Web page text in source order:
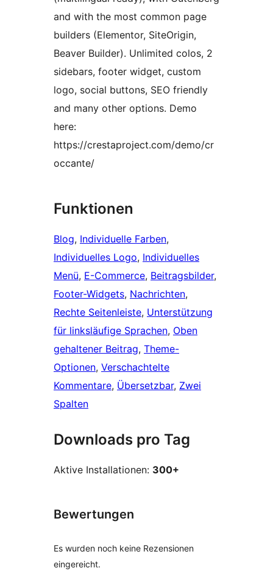
and with the most common page
builders (Elementor, SiteOrigin,
Beaver Builder). Unlimited colos, 2
sidebars, footer widget, custom
logo, social buttons, SEO friendly
and many other options. Demo
here:
https://crestaproject.com/demo/cr
occante/
Funktionen
Blog, Individuelle Farben
Individuelles Logo, Individuelles
Menü, E-Commerce, Beitragsbilder
Footer-Widgets, Nachrichten
Rechte Seitenleiste, Unterstützung
für linksläufige Sprachen, Oben
gehaltener Beitrag, Theme-
Optionen, Verschachtelte
Kommentare, Übersetzbar, Zwei
Spalten
Downloads pro Tag
Aktive Installationen: 300+
Bewertungen
Es wurden noch keine Rezensionen
eingereicht.